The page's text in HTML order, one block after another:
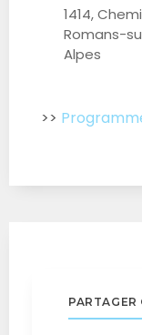
1414,
Romans-
Alpes
>>
PARTAGER